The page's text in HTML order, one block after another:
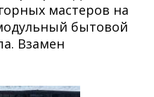
мастеров на
бытовой
Взамен